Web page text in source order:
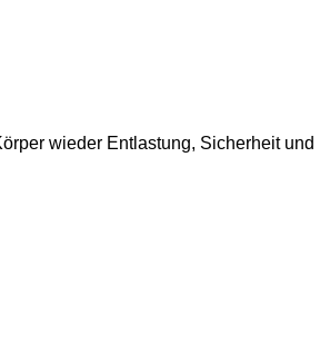
wieder Entlastung, Sicherheit und